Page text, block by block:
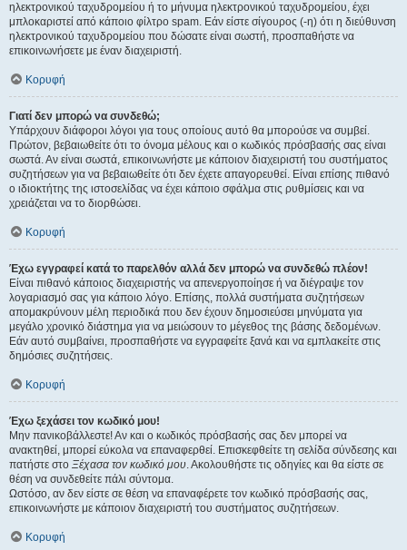
ηλεκτρονικού ταχυδρομείου ή το μήνυμα ηλεκτρονικού ταχυδρομείου, έχει
μπλοκαριστεί από κάποιο φίλτρο spam. Εάν είστε σίγουρος (-η) ότι η διεύθυνση
ηλεκτρονικού ταχυδρομείου που δώσατε είναι σωστή, προσπαθήστε να
επικοινωνήσετε με έναν διαχειριστή.
Κορυφή
Γιατί δεν μπορώ να συνδεθώ;
Υπάρχουν διάφοροι λόγοι για τους οποίους αυτό θα μπορούσε να συμβεί.
Πρώτον, βεβαιωθείτε ότι το όνομα μέλους και ο κωδικός πρόσβασής σας είναι
σωστά. Αν είναι σωστά, επικοινωνήστε με κάποιον διαχειριστή του συστήματος
συζητήσεων για να βεβαιωθείτε ότι δεν έχετε απαγορευθεί. Είναι επίσης πιθανό
ο ιδιοκτήτης της ιστοσελίδας να έχει κάποιο σφάλμα στις ρυθμίσεις και να
χρειάζεται να το διορθώσει.
Κορυφή
Έχω εγγραφεί κατά το παρελθόν αλλά δεν μπορώ να συνδεθώ πλέον!
Είναι πιθανό κάποιος διαχειριστής να απενεργοποίησε ή να διέγραψε τον
λογαριασμό σας για κάποιο λόγο. Επίσης, πολλά συστήματα συζητήσεων
απομακρύνουν μέλη περιοδικά που δεν έχουν δημοσιεύσει μηνύματα για
μεγάλο χρονικό διάστημα για να μειώσουν το μέγεθος της βάσης δεδομένων.
Εάν αυτό συμβαίνει, προσπαθήστε να εγγραφείτε ξανά και να εμπλακείτε στις
δημόσιες συζητήσεις.
Κορυφή
Έχω ξεχάσει τον κωδικό μου!
Μην πανικοβάλλεστε! Αν και ο κωδικός πρόσβασής σας δεν μπορεί να
ανακτηθεί, μπορεί εύκολα να επαναφερθεί. Επισκεφθείτε τη σελίδα σύνδεσης και
πατήστε στο Ξέχασα τον κωδικό μου. Ακολουθήστε τις οδηγίες και θα είστε σε
θέση να συνδεθείτε πάλι σύντομα.
Ωστόσο, αν δεν είστε σε θέση να επαναφέρετε τον κωδικό πρόσβασής σας,
επικοινωνήστε με κάποιον διαχειριστή του συστήματος συζητήσεων.
Κορυφή